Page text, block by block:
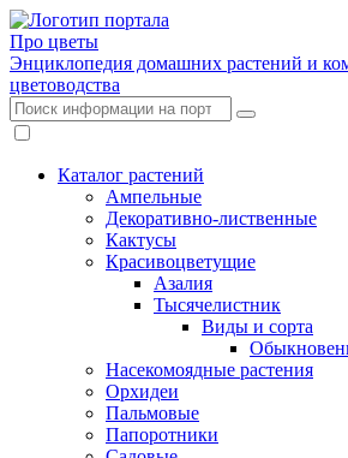
Про цветы
Энциклопедия домашних растений и
цветоводства
Каталог растений
Ампельные
Декоративно-лиственные
Кактусы
Красивоцветущие
Азалия
Тысячелистник
Виды и сорта
Насекомоядные растения
Орхидеи
Пальмовые
Папоротники